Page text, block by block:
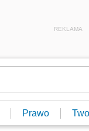
REKLAMA
Prawo